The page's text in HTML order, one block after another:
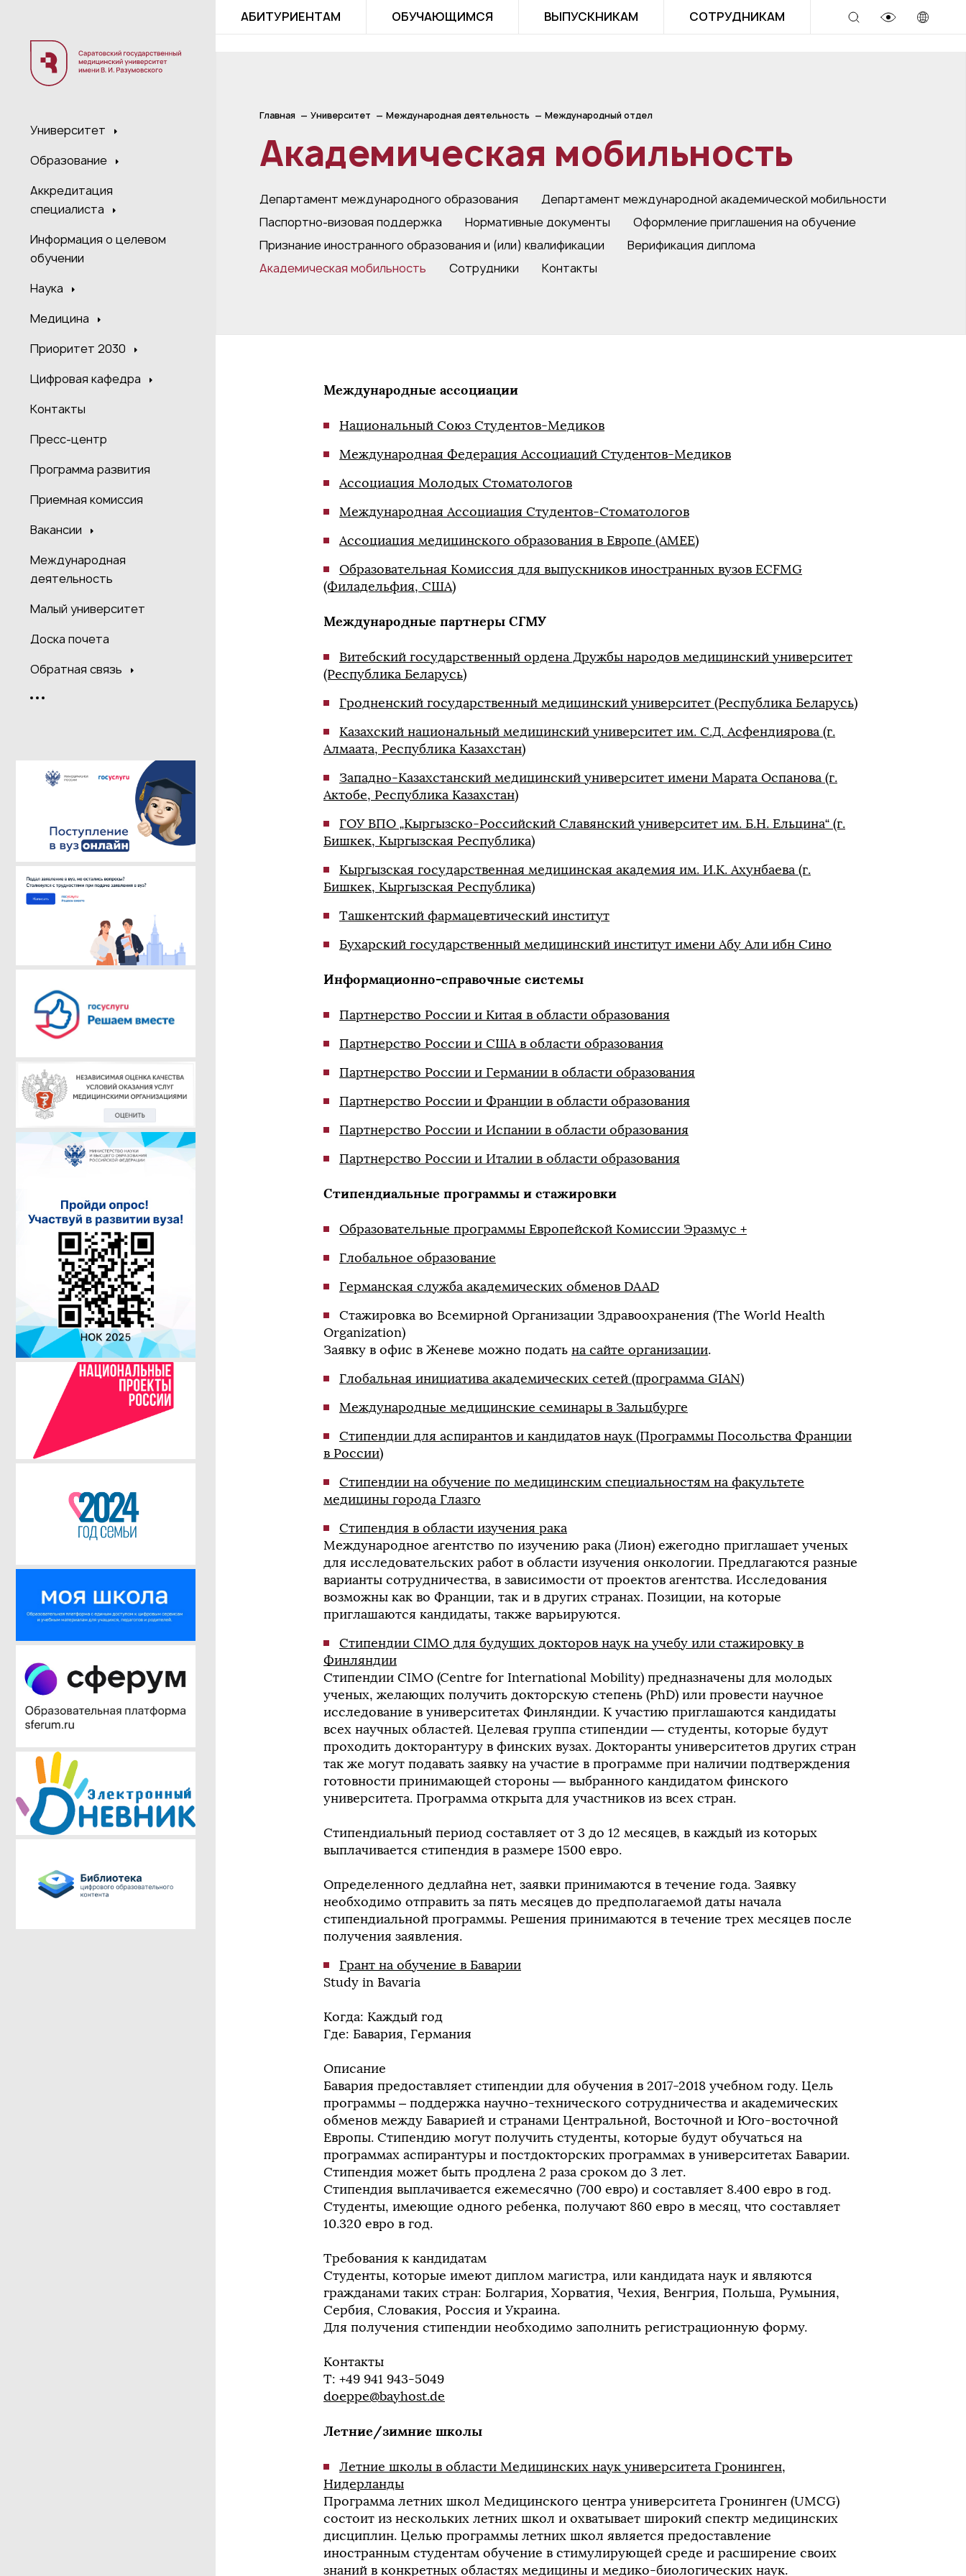
Университет
Образование
Аккредитация
специалиста
Информация о целевом
обучении
Наука
Медицина
Приоритет 2030
Цифровая кафедра
Контакты
Пресс-центр
Программа развития
Приемная комиссия
Вакансии
Международная
деятельность
Малый университет
Доска почета
Обратная связь
АБИТУРИЕНТАМ ОБУЧАЮЩИМСЯ ВЫПУСКНИКАМ СОТРУДНИКАМ
Главная Университет Международная деятельность Международный отдел
Академическая мобильность
Департамент международного образования
Департамент международной академической мобильности
Паспортно-визовая поддержка
Нормативные документы
Оформление приглашения на обучение
Признание иностранного образования и (или) квалификации
Верификация диплома
Академическая мобильность
Сотрудники Контакты
Международные ассоциации
Национальный Союз Студентов-Медиков
Международная Федерация Ассоциаций Студентов-Медиков
Ассоциация Молодых Стоматологов
Международная Ассоциация Студентов-Стоматологов
Ассоциация медицинского образования в Европе (AMEE)
Образовательная Комиссия для выпускников иностранных вузов ECFMG
(Филадельфия, США)
Международные партнеры СГМУ
Витебский государственный ордена Дружбы народов медицинский университет
(Республика Беларусь)
Гродненский государственный медицинский университет (Республика Беларусь)
Казахский национальный медицинский университет им. С.Д. Асфендиярова (г.
Алмаата, Республика Казахстан)
Западно-Казахстанский медицинский университет имени Марата Оспанова (г.
Актобе, Республика Казахстан)
ГОУ ВПО „Кыргызско-Российский Славянский университет им. Б.Н. Ельцина“ (г.
Бишкек, Кыргызская Республика)
Кыргызская государственная медицинская академия им. И.К. Ахунбаева (г.
Бишкек, Кыргызская Республика)
Ташкентский фармацевтический институт
Бухарский государственный медицинский институт имени Абу Али ибн Сино
Информационно-справочные системы
Партнерство России и Китая в области образования
Партнерство России и США в области образования
Партнерство России и Германии в области образования
Партнерство России и Франции в области образования
Партнерство России и Испании в области образования
Партнерство России и Италии в области образования
Стипендиальные программы и стажировки
Образовательные программы Европейской Комиссии Эразмус +
Глобальное образование
Германская служба академических обменов DAAD
Стажировка во Всемирной Организации Здравоохранения (The World Health
Organization)
Заявку в офис в Женеве можно подать на сайте организации.
Глобальная инициатива академических сетей (программа GIAN)
Международные медицинские семинары в Зальцбурге
Стипендии для аспирантов и кандидатов наук (Программы Посольства Франции
в России)
Стипендии на обучение по медицинским специальностям на факультете
медицины города Глазго
Стипендия в области изучения рака
Международное агентство по изучению рака (Лион) ежегодно приглашает ученых
для исследовательских работ в области изучения онкологии. Предлагаются разные
варианты сотрудничества, в зависимости от проектов агентства. Исследования
возможны как во Франции, так и в других странах. Позиции, на которые
приглашаются кандидаты, также варьируются.
Стипендии CIMO для будущих докторов наук на учебу или стажировку в
Финляндии
Стипендии CIMO (Centre for International Mobility) предназначены для молодых
ученых, желающих получить докторскую степень (PhD) или провести научное
исследование в университетах Финляндии. К участию приглашаются кандидаты
всех научных областей. Целевая группа стипендии — студенты, которые будут
проходить докторантуру в финских вузах. Докторанты университетов других стран
так же могут подавать заявку на участие в программе при наличии подтверждения
готовности принимающей стороны — выбранного кандидатом финского
университета. Программа открыта для участников из всех стран.
Стипендиальный период составляет от 3 до 12 месяцев, в каждый из которых
выплачивается стипендия в размере 1500 евро.
Определенного дедлайна нет, заявки принимаются в течение года. Заявку
необходимо отправить за пять месяцев до предполагаемой даты начала
стипендиальной программы. Решения принимаются в течение трех месяцев после
получения заявления.
Грант на обучение в Баварии
Study in Bavaria
Когда: Каждый год
Где: Бавария, Германия
Описание
Бавария предоставляет стипендии для обучения в 2017-2018 учебном году. Цель
программы – поддержка научно-технического сотрудничества и академических
обменов между Баварией и странами Центральной, Восточной и Юго-восточной
Европы. Стипендию могут получить студенты, которые будут обучаться на
программах аспирантуры и постдокторских программах в университетах Баварии.
Стипендия может быть продлена 2 раза сроком до 3 лет.
Стипендия выплачивается ежемесячно (700 евро) и составляет 8.400 евро в год.
Студенты, имеющие одного ребенка, получают 860 евро в месяц, что составляет
10.320 евро в год.
Требования к кандидатам
Студенты, которые имеют диплом магистра, или кандидата наук и являются
гражданами таких стран: Болгария, Хорватия, Чехия, Венгрия, Польша, Румыния,
Сербия, Словакия, Россия и Украина.
Для получения стипендии необходимо заполнить регистрационную форму.
Контакты
T: +49 941 943-5049
doeppe@bayhost.de
Летние/зимние школы
Летние школы в области Медицинских наук университета Гронинген,
Нидерланды
Программа летних школ Медицинского центра университета Гронинген (UMCG)
состоит из нескольких летних школ и охватывает широкий спектр медицинских
дисциплин. Целью программы летних школ является предоставление
иностранным студентам обучение в стимулирующей среде и расширение своих
знаний в конкретных областях медицины и медико-биологических наук.